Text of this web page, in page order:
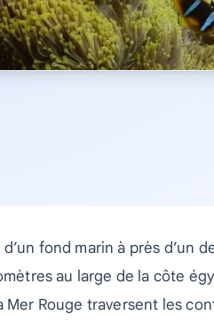
fond marin à près d’un
au large de la côte
Mer Rouge traversent les